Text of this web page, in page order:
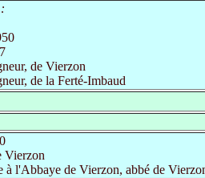
de Vierzon
de la Ferté-Imbaud
Vierzon
à l'Abbaye de Vierzon, abbé de